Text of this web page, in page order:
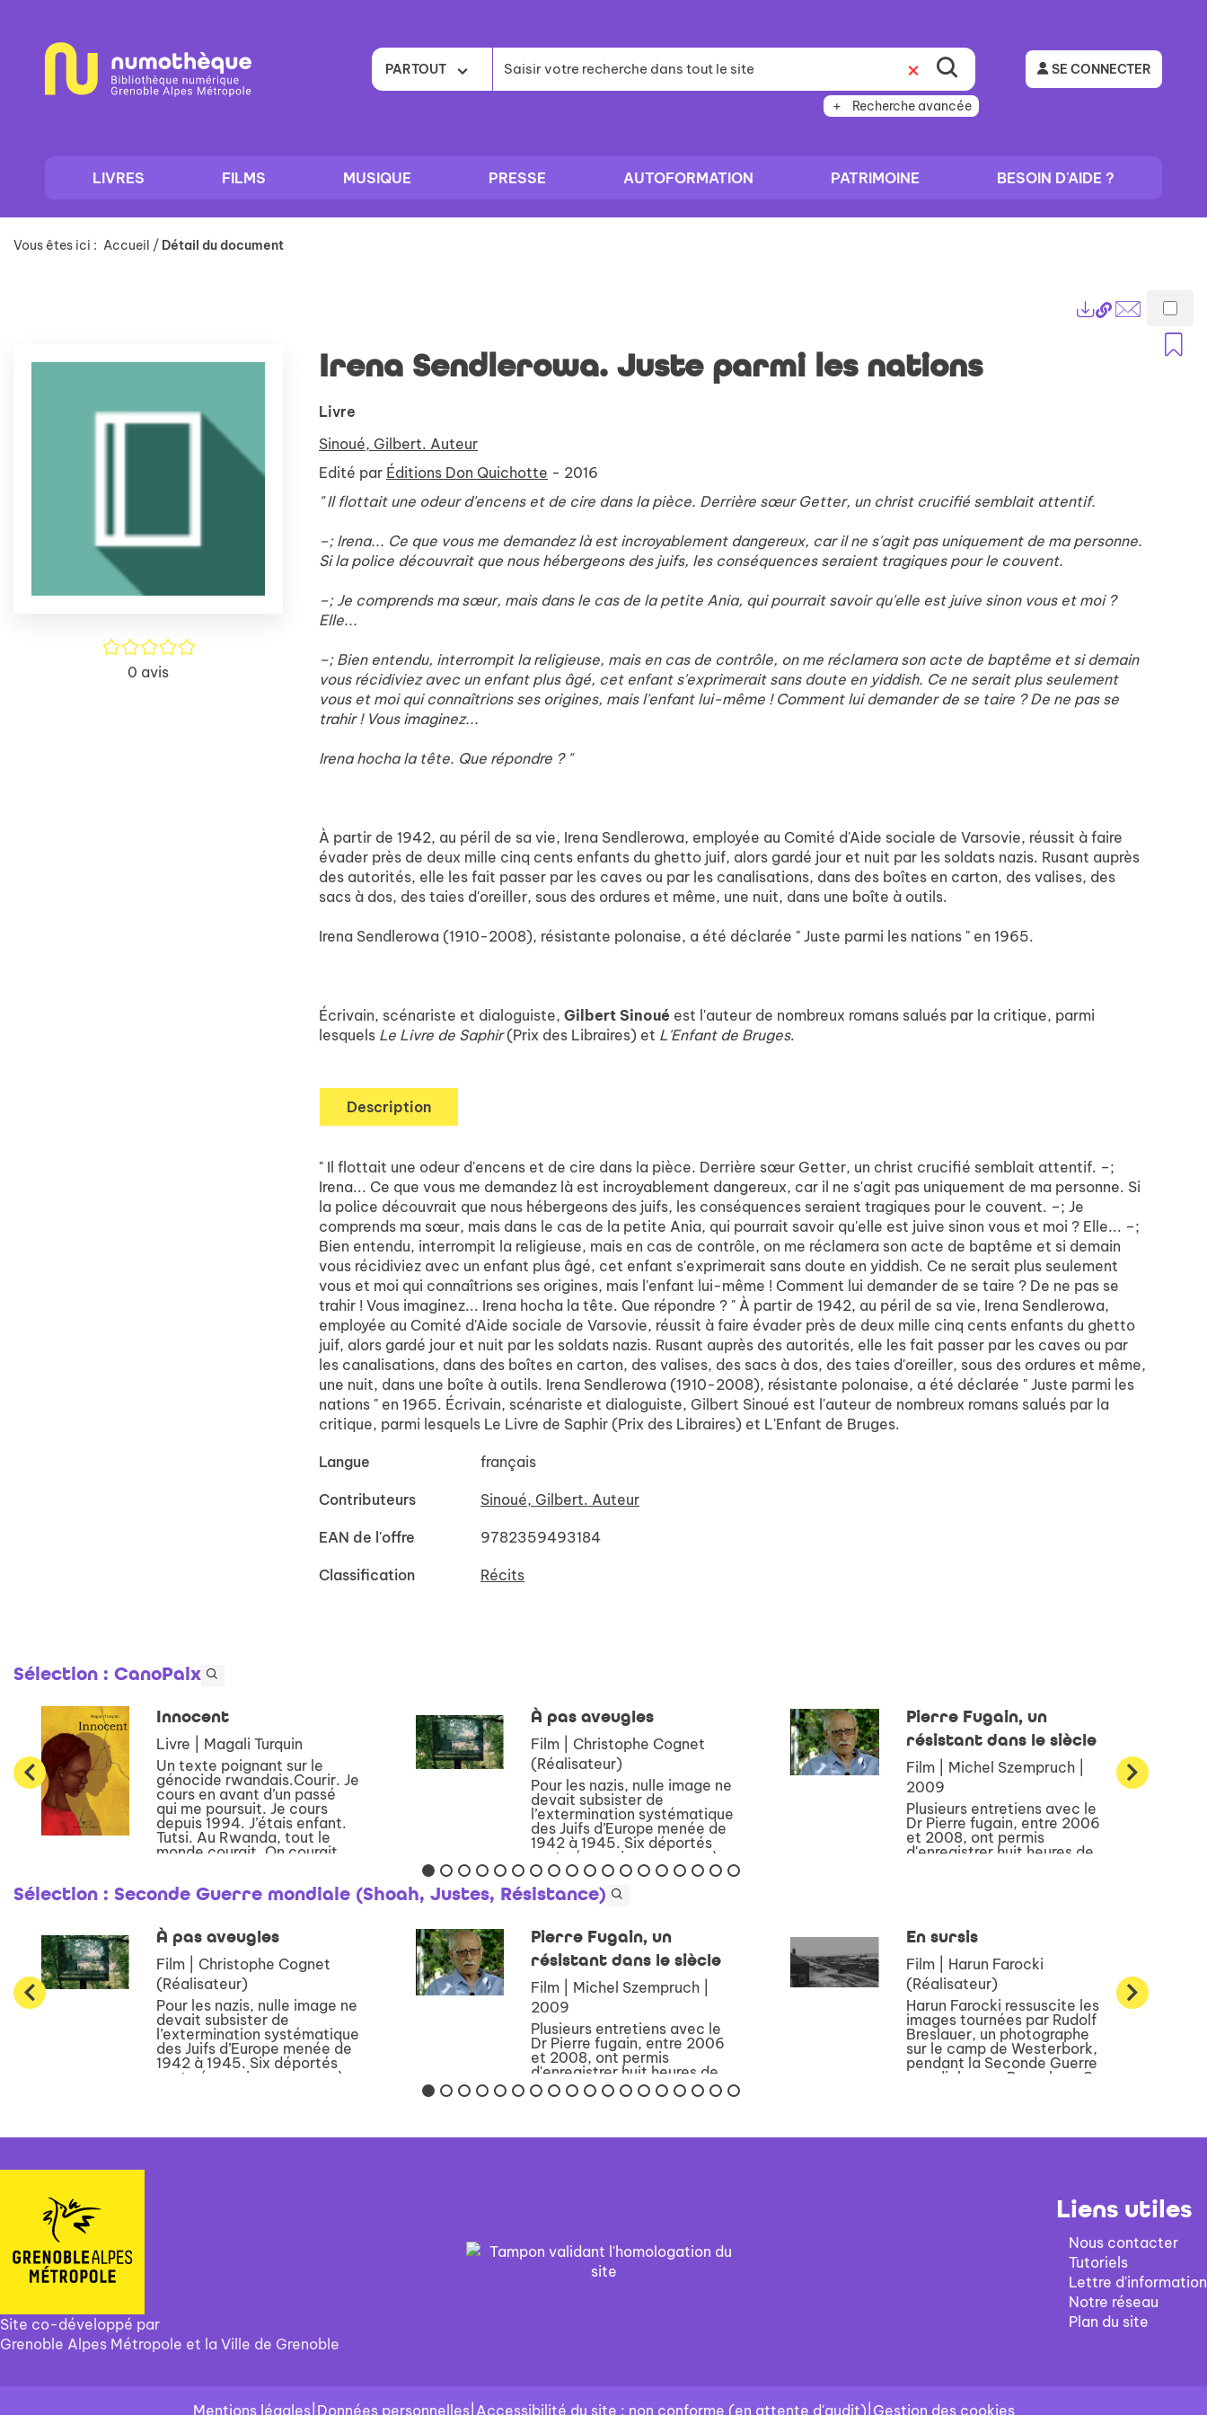
contenu
PARTOUT
Recherche avancée
SE CONNECTER
LIVRES FILMS MUSIQUE PRESSE AUTOFORMATION PATRIMOINE BESOIN D'AIDE ?
Vous êtes ici : Accueil / Détail du document
Lien
permanent
(Nouvelle
Envoyer
/5
0 avis
Irena Sendlerowa. Juste parmi les nations
Livre
Sinoué, Gilbert. Auteur
Edité par Éditions Don Quichotte - 2016
" Il flottait une odeur d'encens et de cire dans la pièce. Derrière sœur Getter, un christ crucifié semblait attentif.
–; Irena... Ce que vous me demandez là est incroyablement dangereux, car il ne s'agit pas uniquement de ma personne.
Si la police découvrait que nous hébergeons des juifs, les conséquences seraient tragiques pour le couvent.
–; Je comprends ma sœur, mais dans le cas de la petite Ania, qui pourrait savoir qu'elle est juive sinon vous et moi ?
Elle...
–; Bien entendu, interrompit la religieuse, mais en cas de contrôle, on me réclamera son acte de baptême et si demain
vous récidiviez avec un enfant plus âgé, cet enfant s'exprimerait sans doute en yiddish. Ce ne serait plus seulement
vous et moi qui connaîtrions ses origines, mais l'enfant lui-même ! Comment lui demander de se taire ? De ne pas se
trahir ! Vous imaginez...
Irena hocha la tête. Que répondre ? "
À partir de 1942, au péril de sa vie, Irena Sendlerowa, employée au Comité d'Aide sociale de Varsovie, réussit à faire
évader près de deux mille cinq cents enfants du ghetto juif, alors gardé jour et nuit par les soldats nazis. Rusant auprès
des autorités, elle les fait passer par les caves ou par les canalisations, dans des boîtes en carton, des valises, des
sacs à dos, des taies d'oreiller, sous des ordures et même, une nuit, dans une boîte à outils.
Irena Sendlerowa (1910-2008), résistante polonaise, a été déclarée " Juste parmi les nations " en 1965.
Écrivain, scénariste et dialoguiste, Gilbert Sinoué est l'auteur de nombreux romans salués par la critique, parmi
lesquels Le Livre de Saphir(Prix des Libraires) et L'Enfant de Bruges.
Description
" Il flottait une odeur d'encens et de cire dans la pièce. Derrière sœur Getter, un christ crucifié semblait attentif. –;
Irena... Ce que vous me demandez là est incroyablement dangereux, car il ne s'agit pas uniquement de ma personne. Si
la police découvrait que nous hébergeons des juifs, les conséquences seraient tragiques pour le couvent. –; Je
comprends ma sœur, mais dans le cas de la petite Ania, qui pourrait savoir qu'elle est juive sinon vous et moi ? Elle... –;
Bien entendu, interrompit la religieuse, mais en cas de contrôle, on me réclamera son acte de baptême et si demain
vous récidiviez avec un enfant plus âgé, cet enfant s'exprimerait sans doute en yiddish. Ce ne serait plus seulement
vous et moi qui connaîtrions ses origines, mais l'enfant lui-même ! Comment lui demander de se taire ? De ne pas se
trahir ! Vous imaginez... Irena hocha la tête. Que répondre ? " À partir de 1942, au péril de sa vie, Irena Sendlerowa,
employée au Comité d'Aide sociale de Varsovie, réussit à faire évader près de deux mille cinq cents enfants du ghetto
juif, alors gardé jour et nuit par les soldats nazis. Rusant auprès des autorités, elle les fait passer par les caves ou par
les canalisations, dans des boîtes en carton, des valises, des sacs à dos, des taies d'oreiller, sous des ordures et même,
une nuit, dans une boîte à outils. Irena Sendlerowa (1910-2008), résistante polonaise, a été déclarée " Juste parmi les
nations " en 1965. Écrivain, scénariste et dialoguiste, Gilbert Sinoué est l'auteur de nombreux romans salués par la
critique, parmi lesquels Le Livre de Saphir (Prix des Libraires) et L'Enfant de Bruges.
Langue français
Contributeurs Sinoué, Gilbert. Auteur
EAN de l'offre 9782359493184
Classification Récits
Sélection : CanoPaix
Innocent
Livre | Magali Turquin
Un texte poignant sur le
génocide rwandais.Courir. Je
cours en avant d’un passé
qui me poursuit. Je cours
depuis 1994. J’étais enfant.
Tutsi. Au Rwanda, tout le
monde courait. On courait,
À pas aveugles
Film | Christophe Cognet
(Réalisateur)
Pour les nazis, nulle image ne
devait subsister de
l’extermination systématique
des Juifs d’Europe menée de
1942 à 1945. Six déportés
sont néanmoins parvenus à
photographier
clandestinement la vie dans
leur camp : Dachau,
Pierre Fugain, un
résistant dans le siècle
Film | Michel Szempruch |
2009
Plusieurs entretiens avec le
Dr Pierre fugain, entre 2006
et 2008, ont permis
d'enregistrer huit heures de
Sélection : Seconde Guerre mondiale (Shoah, Justes, Résistance)
À pas aveugles
Film | Christophe Cognet
(Réalisateur)
Pour les nazis, nulle image ne
devait subsister de
l’extermination systématique
des Juifs d’Europe menée de
1942 à 1945. Six déportés
sont néanmoins parvenus à
Buchenwa...
Pierre Fugain, un
résistant dans le siècle
Film | Michel Szempruch |
2009
Plusieurs entretiens avec le
Dr Pierre fugain, entre 2006
et 2008, ont permis
d'enregistrer huit heures de
témoignages filmés,
désormais conservées au
En sursis
Film | Harun Farocki
(Réalisateur)
Harun Farocki ressuscite les
images tournées par Rudolf
Breslauer, un photographe
sur le camp de Westerbork,
pendant la Seconde Guerre
mondiale, aux Pays-bas. Ce
Site co-développé par
Grenoble Alpes Métropole et la Ville de Grenoble
Liens utiles
Nous contacter
Tutoriels
Lettre d'information
Notre réseau
Plan du site
Mentions légales| Données personnelles| Accessibilité du site : non conforme (en attente d'audit) Gestion des cookies